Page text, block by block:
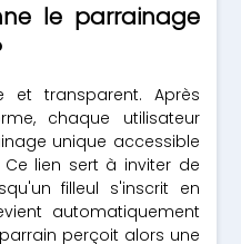
le parrainage
et transparent. Après
chaque utilisateur
unique accessible
lien sert à inviter de
filleul s'inscrit en
automatiquement
perçoit alors une